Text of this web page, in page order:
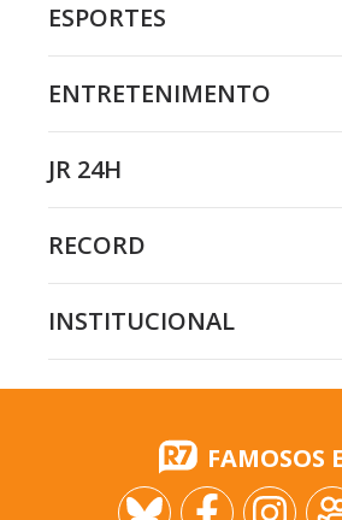
ESPORTES
ENTRETENIMENTO
JR 24H
RECORD
INSTITUCIONAL
FAMOSOS